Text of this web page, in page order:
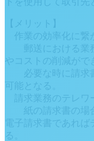
【メリット】
作業の効率化に繋
郵送における業務
やコストの削減がで
必要な時に請求書
可能となる。
請求業務のテレワ
紙の請求書の場合
電子請求書であれ
る。